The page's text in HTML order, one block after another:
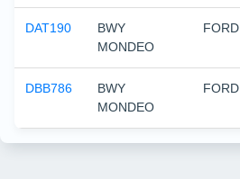
DAT190
BWY
MONDEO
FORD
DBB786
BWY
MONDEO
FORD